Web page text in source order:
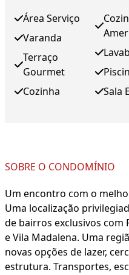
Área Serviço
Varanda
Terraço
Gourmet
Cozinha
Sala
SOBRE O CONDOMÍNIO
Um encontro com o
Uma localização
de bairros exclusivos com
e Vila Madalena. Uma
novas opções de lazer,
estrutura. Transportes,